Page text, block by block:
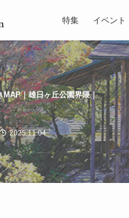
特集 イベント
MAP｜雄日ヶ丘公園界隈｜
2025.11.04